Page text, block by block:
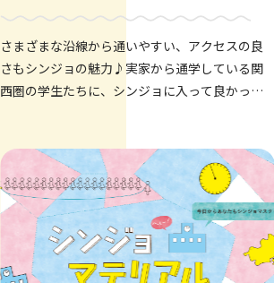
さまざまな沿線から通いやすい、アクセスの良
さもシンジョの魅力♪実家から通学している関
西圏の学生たちに、シンジョに入って良かった